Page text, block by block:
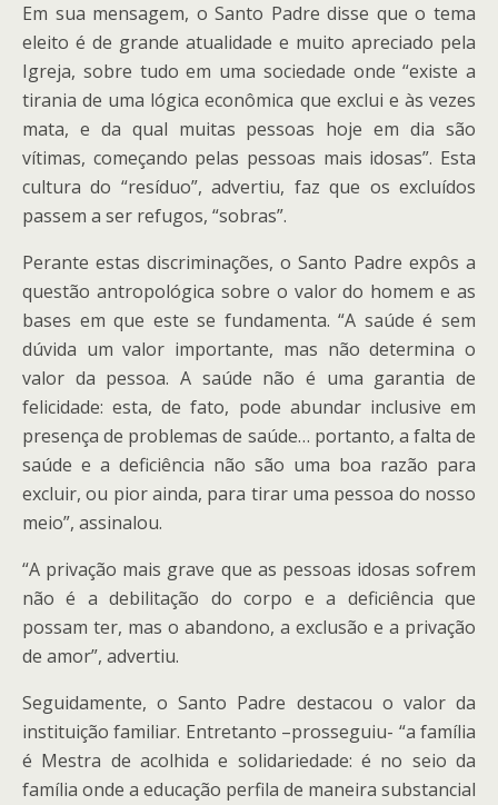
Em sua mensagem, o Santo Padre disse que o tema
eleito é de grande atualidade e muito apreciado pela
Igreja, sobre tudo em uma sociedade onde “existe a
tirania de uma lógica econômica que exclui e às vezes
mata, e da qual muitas pessoas hoje em dia são
vítimas, começando pelas pessoas mais idosas”. Esta
cultura do “resíduo”, advertiu, faz que os excluídos
passem a ser refugos, “sobras”.
Perante estas discriminações, o Santo Padre expôs a
questão antropológica sobre o valor do homem e as
bases em que este se fundamenta. “A saúde é sem
dúvida um valor importante, mas não determina o
valor da pessoa. A saúde não é uma garantia de
felicidade: esta, de fato, pode abundar inclusive em
presença de problemas de saúde… portanto, a falta de
saúde e a deficiência não são uma boa razão para
excluir, ou pior ainda, para tirar uma pessoa do nosso
meio”, assinalou.
“A privação mais grave que as pessoas idosas sofrem
não é a debilitação do corpo e a deficiência que
possam ter, mas o abandono, a exclusão e a privação
de amor”, advertiu.
Seguidamente, o Santo Padre destacou o valor da
instituição familiar. Entretanto –prosseguiu- “a família
é Mestra de acolhida e solidariedade: é no seio da
família onde a educação perfila de maneira substancial